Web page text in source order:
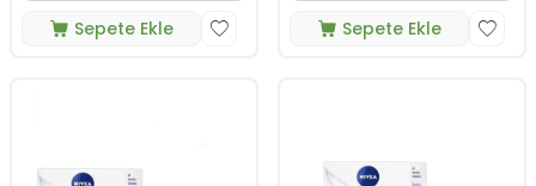
Sepete Ekle Sepete Ekle